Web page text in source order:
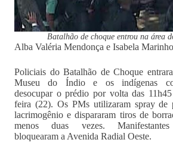
Batalhão de choque entrou na área
Alba Valéria Mendonça e Isabela
Policiais do Batalhão de Choque
Museu do Índio e os indígenas
desocupar o prédio por volta das 11h45
feira (22). Os PMs utilizaram spray de
lacrimogênio e dispararam tiros de
menos duas vezes. Manifestantes
bloquearam a Avenida Radial Oeste.